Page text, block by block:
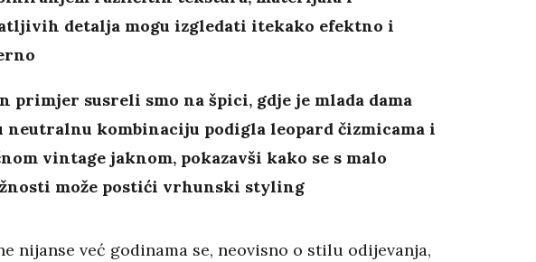
detalja mogu izgledati itekako efektno i
primjer susreli smo na špici, gdje je mlada dama
neutralnu kombinaciju podigla leopard čizmicama i
vintage jaknom, pokazavši kako se s malo
može postići vrhunski styling
nijanse već godinama se, neovisno o stilu odijevanja,